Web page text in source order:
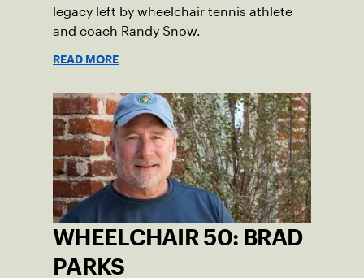
legacy left by wheelchair tennis athlete
and coach Randy Snow.
READ MORE
WHEELCHAIR 50: BRAD
PARKS